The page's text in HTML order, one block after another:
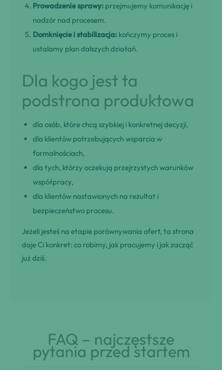
Prowadzenie sprawy: przejmujemy komunikację i
nadzór nad procesem.
Domknięcie i stabilizacja: kończymy proces i
ustalamy plan dalszych działań.
Dla kogo jest ta
podstrona produktowa
dla osób, które chcą szybkiej i konkretnej decyzji,
dla klientów potrzebujących wsparcia w
formalnościach,
dla tych, którzy oczekują przejrzystych warunków
współpracy,
dla klientów nastawionych na rezultat i
bezpieczeństwo procesu.
Jeżeli jesteś na etapie porównywania ofert, ta strona
daje Ci konkret: co robimy, jak pracujemy i jak zacząć
już dziś.
FAQ – najczęstsze
pytania przed startem